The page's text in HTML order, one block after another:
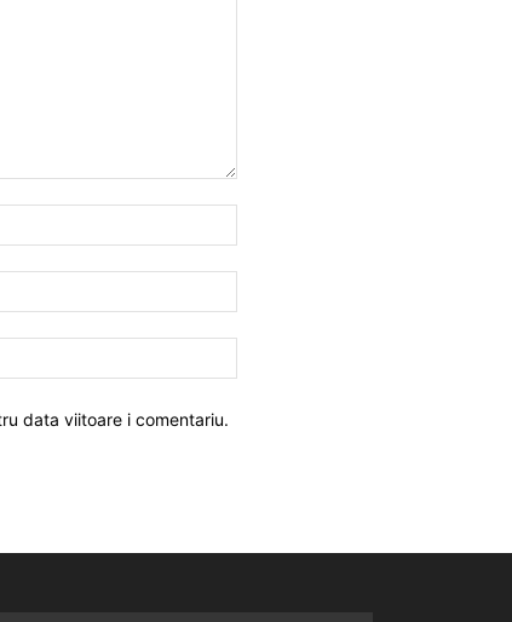
data viitoare i comentariu.